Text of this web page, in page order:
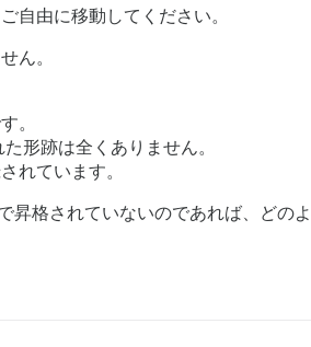
自由に移動してください。
ん。
。
形跡は全くありません。
れています。
格されていないのであれば、どの